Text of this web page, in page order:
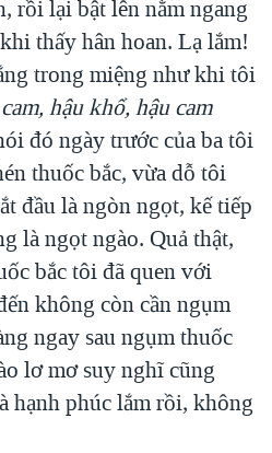
VỌNG TỪ NÔNG THÔN MỸ
rồi lại bật lên nằm ngang
thấy hân hoan. Lạ lắm!
trong miệng như khi tôi
hậu khổ, hậu cam
đó ngày trước của ba tôi
thuốc bắc, vừa dỗ tôi
đầu là ngòn ngọt, kế tiếp
là ngọt ngào. Quả thật,
bắc tôi đã quen với
không còn cần ngụm
ngay sau ngụm thuốc
lơ mơ suy nghĩ cũng
hạnh phúc lắm rồi, không